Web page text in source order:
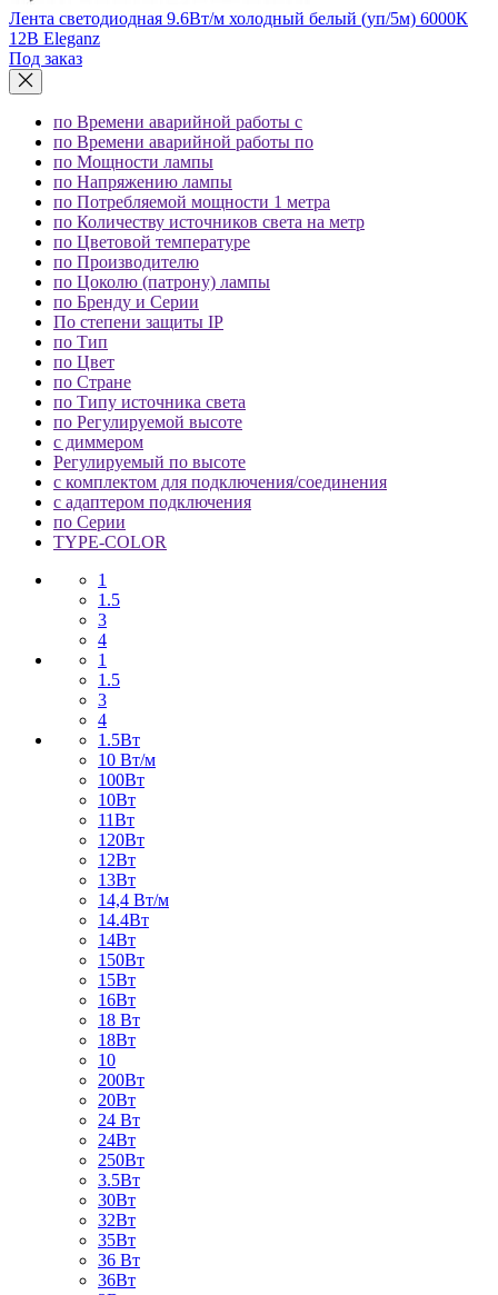
Лента светодиодная 9.6Вт/м холодный белый (уп/5м) 6000К
12В Eleganz
Под заказ
по Времени аварийной работы с
по Времени аварийной работы по
по Мощности лампы
по Напряжению лампы
по Потребляемой мощности 1 метра
по Количеству источников света на метр
по Цветовой температуре
по Производителю
по Цоколю (патрону) лампы
по Бренду и Серии
По степени защиты IP
по Тип
по Цвет
по Стране
по Типу источника света
по Регулируемой высоте
с диммером
Регулируемый по высоте
с комплектом для подключения/соединения
с адаптером подключения
по Серии
TYPE-COLOR
1
1.5
3
4
1
1.5
3
4
1.5Вт
10 Вт/м
100Вт
10Вт
11Вт
120Вт
12Вт
13Вт
14,4 Вт/м
14.4Вт
14Вт
150Вт
15Вт
16Вт
18 Вт
18Вт
10
200Вт
20Вт
24 Вт
24Вт
250Вт
3.5Вт
30Вт
32Вт
35Вт
36 Вт
36Вт